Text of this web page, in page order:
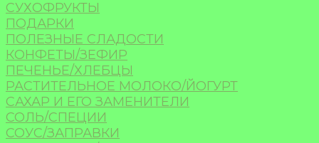
СУХОФРУКТЫ
ПОДАРКИ
ПОЛЕЗНЫЕ СЛАДОСТИ
КОНФЕТЫ/ЗЕФИР
ПЕЧЕНЬЕ/ХЛЕБЦЫ
РАСТИТЕЛЬНОЕ МОЛОКО/ЙОГУРТ
САХАР И ЕГО ЗАМЕНИТЕЛИ
СОЛЬ/СПЕЦИИ
СОУС/ЗАПРАВКИ